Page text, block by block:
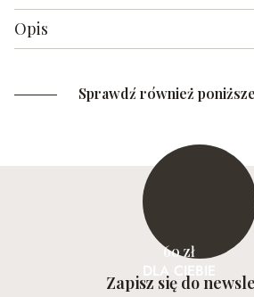
Opis
Sprawdź również
60 zł
DLA CIEBIE
Zapisz się do